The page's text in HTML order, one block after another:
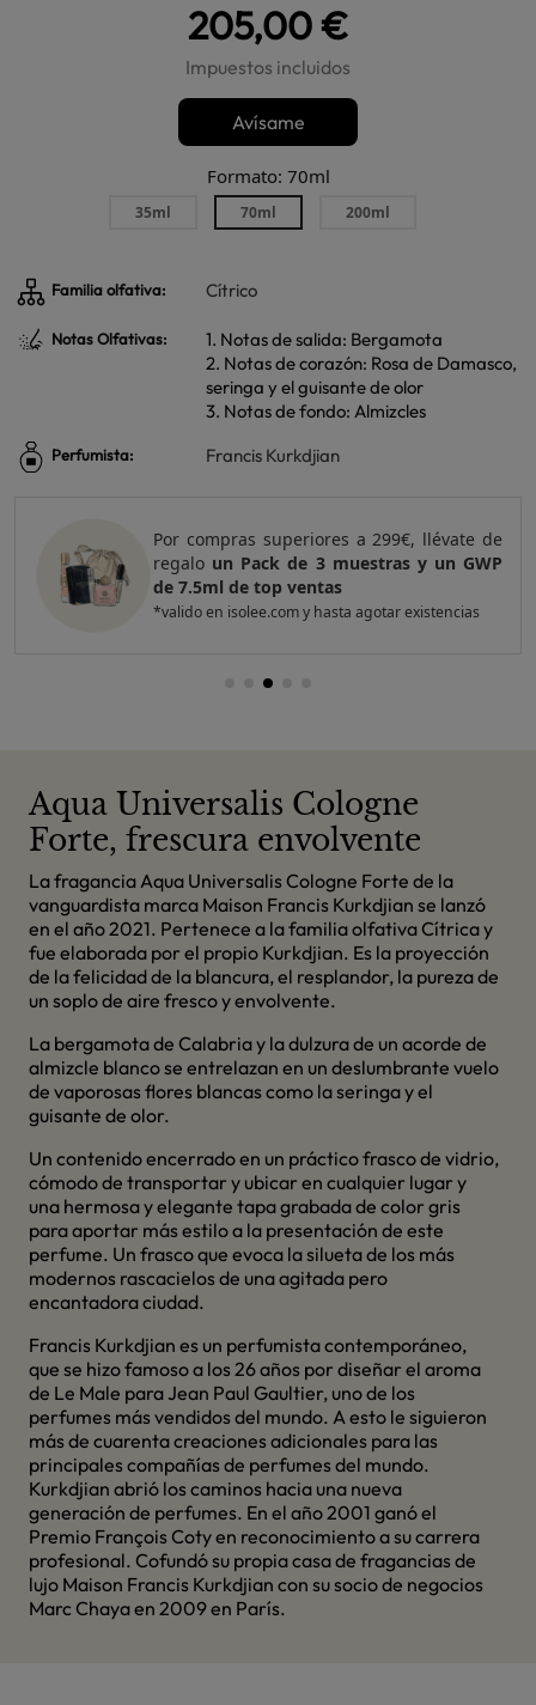
205,00 €
Impuestos incluidos
Avísame
Formato: 70ml
35ml 70ml 200ml
Familia olfativa: Cítrico
Notas Olfativas:
1. Notas de salida: Bergamota
2. Notas de corazón: Rosa de Damasco,
seringa y el guisante de olor
3. Notas de fondo: Almizcles
Perfumista: Francis Kurkdjian
Por compras superiores a 420€, llévate de
regalo un Pack de 4 muestras y 2 GWP de
top ventas
*valido en isolee.com y hasta agotar existencias
Aqua Universalis Cologne
Forte, frescura envolvente
La fragancia Aqua Universalis Cologne Forte de la
vanguardista marca Maison Francis Kurkdjian se lanzó
en el año 2021. Pertenece a la familia olfativa Cítrica y
fue elaborada por el propio Kurkdjian. Es la proyección
de la felicidad de la blancura, el resplandor, la pureza de
un soplo de aire fresco y envolvente.
La bergamota de Calabria y la dulzura de un acorde de
almizcle blanco se entrelazan en un deslumbrante vuelo
de vaporosas flores blancas como la seringa y el
guisante de olor.
Un contenido encerrado en un práctico frasco de vidrio,
cómodo de transportar y ubicar en cualquier lugar y
una hermosa y elegante tapa grabada de color gris
para aportar más estilo a la presentación de este
perfume. Un frasco que evoca la silueta de los más
modernos rascacielos de una agitada pero
encantadora ciudad.
Francis Kurkdjian es un perfumista contemporáneo,
que se hizo famoso a los 26 años por diseñar el aroma
de Le Male para Jean Paul Gaultier, uno de los
perfumes más vendidos del mundo. A esto le siguieron
más de cuarenta creaciones adicionales para las
principales compañías de perfumes del mundo.
Kurkdjian abrió los caminos hacia una nueva
generación de perfumes. En el año 2001 ganó el
Premio François Coty en reconocimiento a su carrera
profesional. Cofundó su propia casa de fragancias de
lujo Maison Francis Kurkdjian con su socio de negocios
Marc Chaya en 2009 en París.